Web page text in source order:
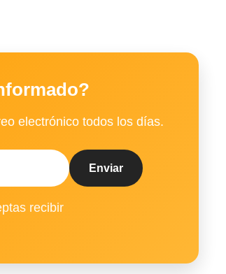
electrónico todos los días.
recibir